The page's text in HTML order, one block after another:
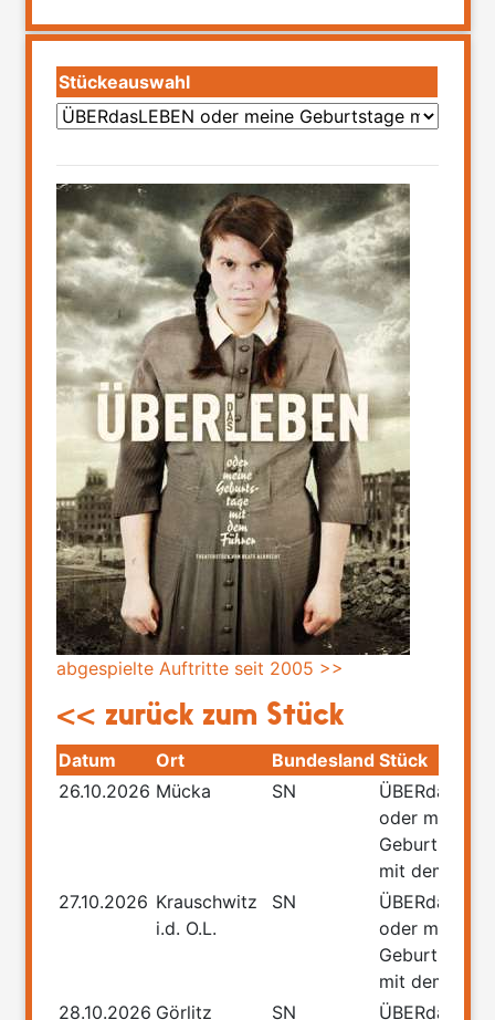
Stückeauswahl
abgespielte Auftritte seit 2005 >>
<< zurück zum Stück
Datum Ort Bundesland Stück
26.10.2026 Mücka SN
oder meine
Geburtstage
mit dem
27.10.2026 Krauschwitz
i.d. O.L.
SN
oder meine
Geburtstage
mit dem
28.10.2026 Görlitz SN